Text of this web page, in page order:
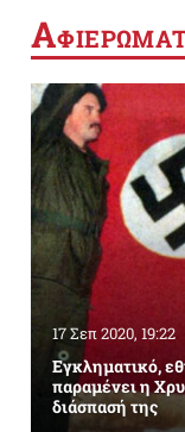
Α
17 Σεπ 2020, 19:22
Εγκληματικό,
παραμένει η
διάσπασή της